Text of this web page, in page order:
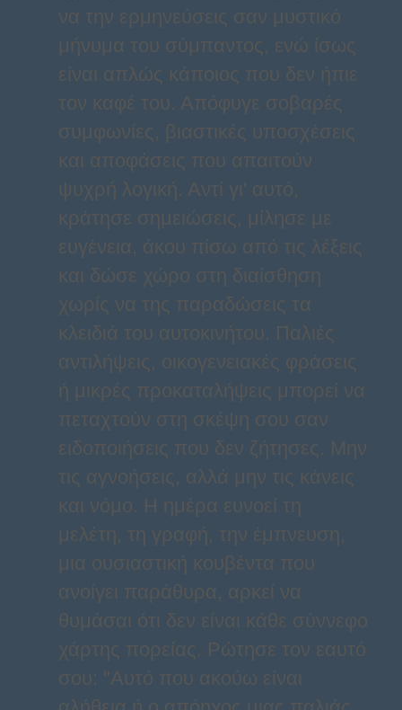
να την ερμηνεύσεις σαν μυστικό
μήνυμα του σύμπαντος, ενώ ίσως
είναι απλώς κάποιος που δεν ήπιε
τον καφέ του. Απόφυγε σοβαρές
συμφωνίες, βιαστικές υποσχέσεις
και αποφάσεις που απαιτούν
ψυχρή λογική. Αντί γι' αυτό,
κράτησε σημειώσεις, μίλησε με
ευγένεια, άκου πίσω από τις λέξεις
και δώσε χώρο στη διαίσθηση
χωρίς να της παραδώσεις τα
κλειδιά του αυτοκινήτου. Παλιές
αντιλήψεις, οικογενειακές φράσεις
ή μικρές προκαταλήψεις μπορεί να
πεταχτούν στη σκέψη σου σαν
ειδοποιήσεις που δεν ζήτησες. Μην
τις αγνοήσεις, αλλά μην τις κάνεις
και νόμο. Η ημέρα ευνοεί τη
μελέτη, τη γραφή, την έμπνευση,
μια ουσιαστική κουβέντα που
ανοίγει παράθυρα, αρκεί να
θυμάσαι ότι δεν είναι κάθε σύννεφο
χάρτης πορείας. Ρώτησε τον εαυτό
σου: "Αυτό που ακούω είναι